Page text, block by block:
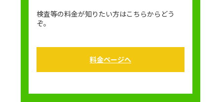
検査等の料金が知りたい方はこちらからどう
ぞ。
料金ページへ